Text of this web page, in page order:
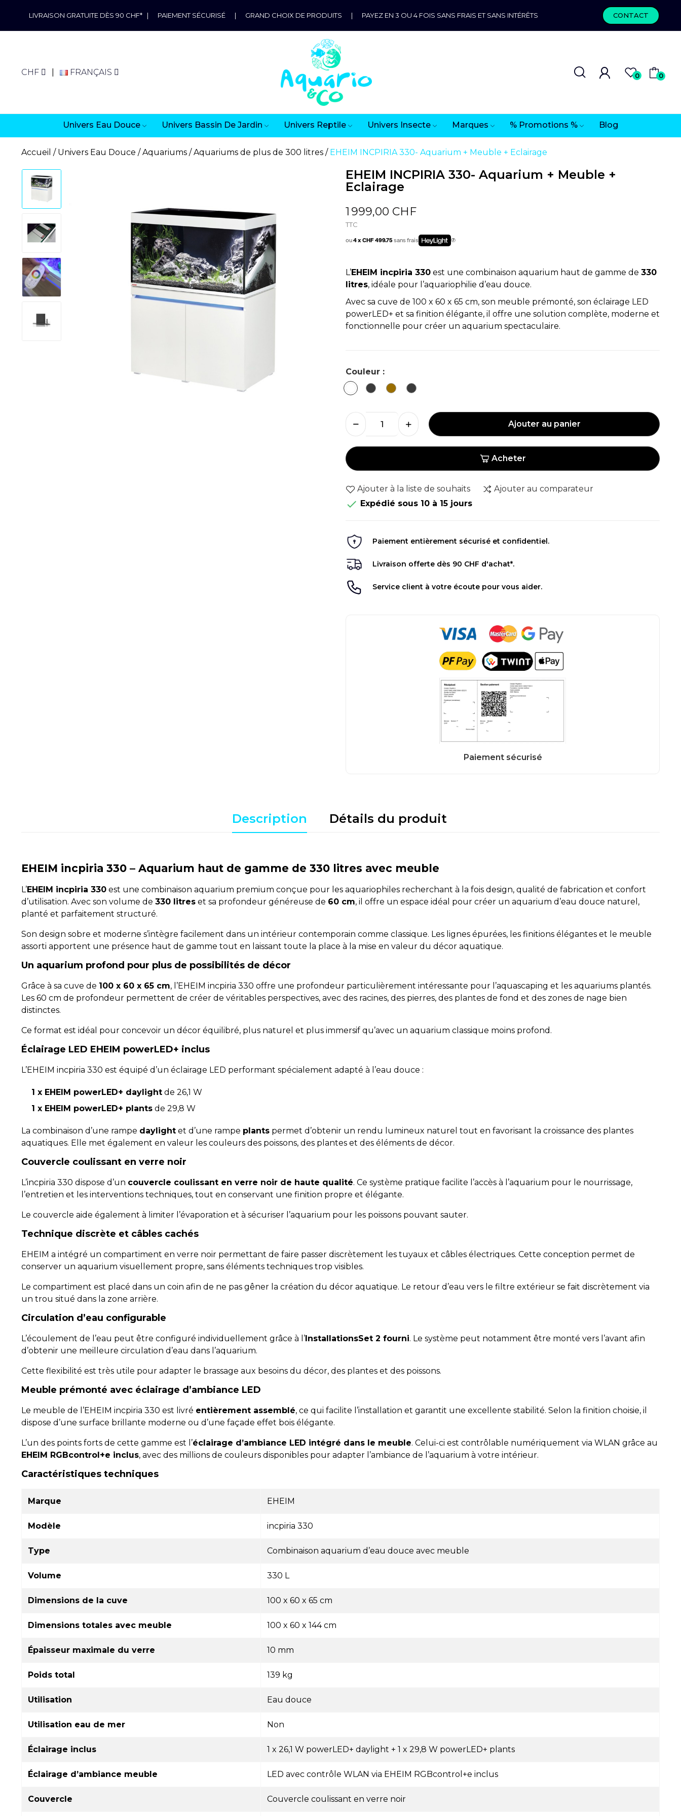
LIVRAISON GRATUITE DÈS 90 CHF* | PAIEMENT SÉCURISÉ | GRAND CHOIX DE PRODUITS | PAYEZ EN 3 OU 4 FOIS SANS FRAIS ET SANS INTÉRÊTS CONTACT
CHF FRANÇAIS 0 0
Univers Eau Douce Univers Bassin De Jardin Univers Reptile Univers Insecte Marques % Promotions % Blog
Accueil Univers Eau Douce Aquariums Aquariums de plus de 300 litres EHEIM INCPIRIA 330- Aquarium + Meuble + Eclairage
EHEIM INCPIRIA 330- Aquarium + Meuble +
Eclairage
1 999,00 CHF
TTC
ou4 x CHF 499.75sans frais
L’EHEIM incpiria 330 est une combinaison aquarium haut de gamme de 330
litres, idéale pour l’aquariophilie d’eau douce.
Avec sa cuve de 100 x 60 x 65 cm, son meuble prémonté, son éclairage LED
powerLED+ et sa finition élégante, il offre une solution complète, moderne et
fonctionnelle pour créer un aquarium spectaculaire.
Couleur :
AlpinGraphiteAlpin/Nature
Graphite/Nature
Ajouter au panier
Acheter
Ajouter à la liste de souhaits Ajouter au comparateur
 Expédié sous 10 à 15 jours
Paiement entièrement sécurisé et confidentiel.
Livraison offerte dès 90 CHF d'achat*.
Service client à votre écoute pour vous aider.
Description Détails du produit
EHEIM incpiria 330 – Aquarium haut de gamme de 330 litres avec meuble
L’EHEIM incpiria 330 est une combinaison aquarium premium conçue pour les aquariophiles recherchant à la fois design, qualité de fabrication et confort
d’utilisation. Avec son volume de 330 litres et sa profondeur généreuse de 60 cm, il offre un espace idéal pour créer un aquarium d’eau douce naturel,
planté et parfaitement structuré.
Son design sobre et moderne s’intègre facilement dans un intérieur contemporain comme classique. Les lignes épurées, les finitions élégantes et le meuble
assorti apportent une présence haut de gamme tout en laissant toute la place à la mise en valeur du décor aquatique.
Un aquarium profond pour plus de possibilités de décor
Grâce à sa cuve de 100 x 60 x 65 cm, l’EHEIM incpiria 330 offre une profondeur particulièrement intéressante pour l’aquascaping et les aquariums plantés.
Les 60 cm de profondeur permettent de créer de véritables perspectives, avec des racines, des pierres, des plantes de fond et des zones de nage bien
distinctes.
Ce format est idéal pour concevoir un décor équilibré, plus naturel et plus immersif qu’avec un aquarium classique moins profond.
Éclairage LED EHEIM powerLED+ inclus
L’EHEIM incpiria 330 est équipé d’un éclairage LED performant spécialement adapté à l’eau douce :
1 x EHEIM powerLED+ daylight de 26,1 W
1 x EHEIM powerLED+ plants de 29,8 W
La combinaison d’une rampe daylight et d’une rampe plants permet d’obtenir un rendu lumineux naturel tout en favorisant la croissance des plantes
aquatiques. Elle met également en valeur les couleurs des poissons, des plantes et des éléments de décor.
Couvercle coulissant en verre noir
L’incpiria 330 dispose d’un couvercle coulissant en verre noir de haute qualité. Ce système pratique facilite l’accès à l’aquarium pour le nourrissage,
l’entretien et les interventions techniques, tout en conservant une finition propre et élégante.
Le couvercle aide également à limiter l’évaporation et à sécuriser l’aquarium pour les poissons pouvant sauter.
Technique discrète et câbles cachés
EHEIM a intégré un compartiment en verre noir permettant de faire passer discrètement les tuyaux et câbles électriques. Cette conception permet de
conserver un aquarium visuellement propre, sans éléments techniques trop visibles.
Le compartiment est placé dans un coin afin de ne pas gêner la création du décor aquatique. Le retour d’eau vers le filtre extérieur se fait discrètement via
un trou situé dans la zone arrière.
Circulation d’eau configurable
L’écoulement de l’eau peut être configuré individuellement grâce à l’InstallationsSet 2 fourni. Le système peut notamment être monté vers l’avant afin
d’obtenir une meilleure circulation d’eau dans l’aquarium.
Cette flexibilité est très utile pour adapter le brassage aux besoins du décor, des plantes et des poissons.
Meuble prémonté avec éclairage d’ambiance LED
Le meuble de l’EHEIM incpiria 330 est livré entièrement assemblé, ce qui facilite l’installation et garantit une excellente stabilité. Selon la finition choisie, il
dispose d’une surface brillante moderne ou d’une façade effet bois élégante.
L’un des points forts de cette gamme est l’éclairage d’ambiance LED intégré dans le meuble. Celui-ci est contrôlable numériquement via WLAN grâce au
EHEIM RGBcontrol+e inclus, avec des millions de couleurs disponibles pour adapter l’ambiance de l’aquarium à votre intérieur.
Caractéristiques techniques
Marque EHEIM
Modèle incpiria 330
Type Combinaison aquarium d’eau douce avec meuble
Volume 330 L
Dimensions de la cuve 100 x 60 x 65 cm
Dimensions totales avec meuble 100 x 60 x 144 cm
Épaisseur maximale du verre 10 mm
Poids total 139 kg
Utilisation Eau douce
Utilisation eau de mer Non
Éclairage inclus 1 x 26,1 W powerLED+ daylight + 1 x 29,8 W powerLED+ plants
Éclairage d’ambiance meuble LED avec contrôle WLAN via EHEIM RGBcontrol+e inclus
Couvercle Couvercle coulissant en verre noir